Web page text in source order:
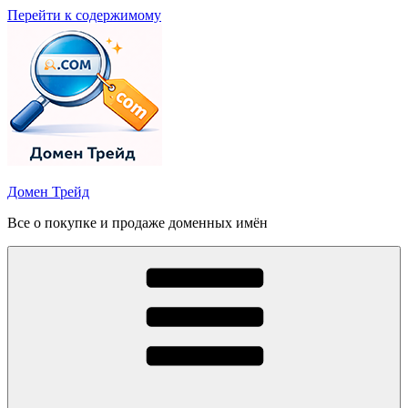
Перейти к содержимому
Домен Трейд
Все о покупке и продаже доменных имён